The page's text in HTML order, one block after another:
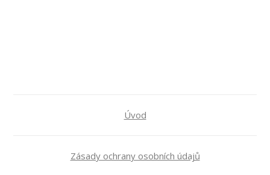
Úvod
Zásady ochrany osobních údajů